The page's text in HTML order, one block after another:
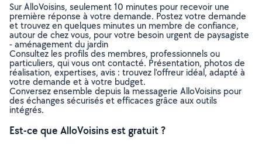
Sur AlloVoisins, seulement 10 minutes pour recevoir une
première réponse à votre demande. Postez votre demande
et trouvez en quelques minutes un membre de confiance,
autour de chez vous, pour votre besoin urgent de paysagiste
- aménagement du jardin
Consultez les profils des membres, professionnels ou
particuliers, qui vous ont contacté. Présentation, photos de
réalisation, expertises, avis : trouvez l'offreur idéal, adapté à
votre demande et à votre budget.
Conversez ensemble depuis la messagerie AlloVoisins pour
des échanges sécurisés et efficaces grâce aux outils
intégrés.
Est-ce que AlloVoisins est gratuit ?